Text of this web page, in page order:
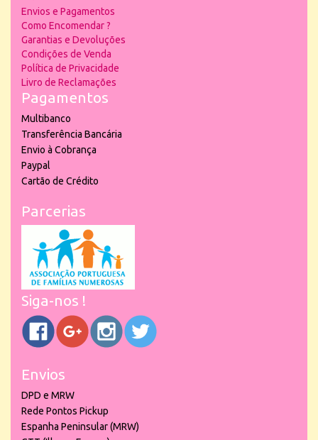
Envios e Pagamentos
Como Encomendar ?
Garantias e Devoluções
Condições de Venda
Política de Privacidade
Livro de Reclamações
Pagamentos
Multibanco
Transferência Bancária
Envio à Cobrança
Paypal
Cartão de Crédito
Parcerias
Siga-nos !
Envios
DPD e MRW
Rede Pontos Pickup
Espanha Peninsular (MRW)